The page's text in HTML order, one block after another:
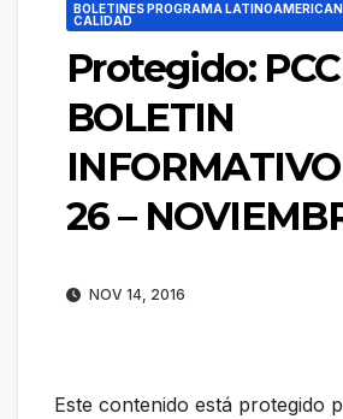
BOLETINES PROGRAMA
CALIDAD
Protegido:
BOLETIN
26 –
NOV 14, 2016
Este contenido está protegido